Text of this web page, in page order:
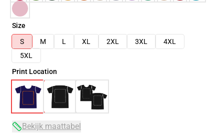
Size
S
M L XL 2XL 3XL
4XL
5XL
Print Location
Bekijk maattabel